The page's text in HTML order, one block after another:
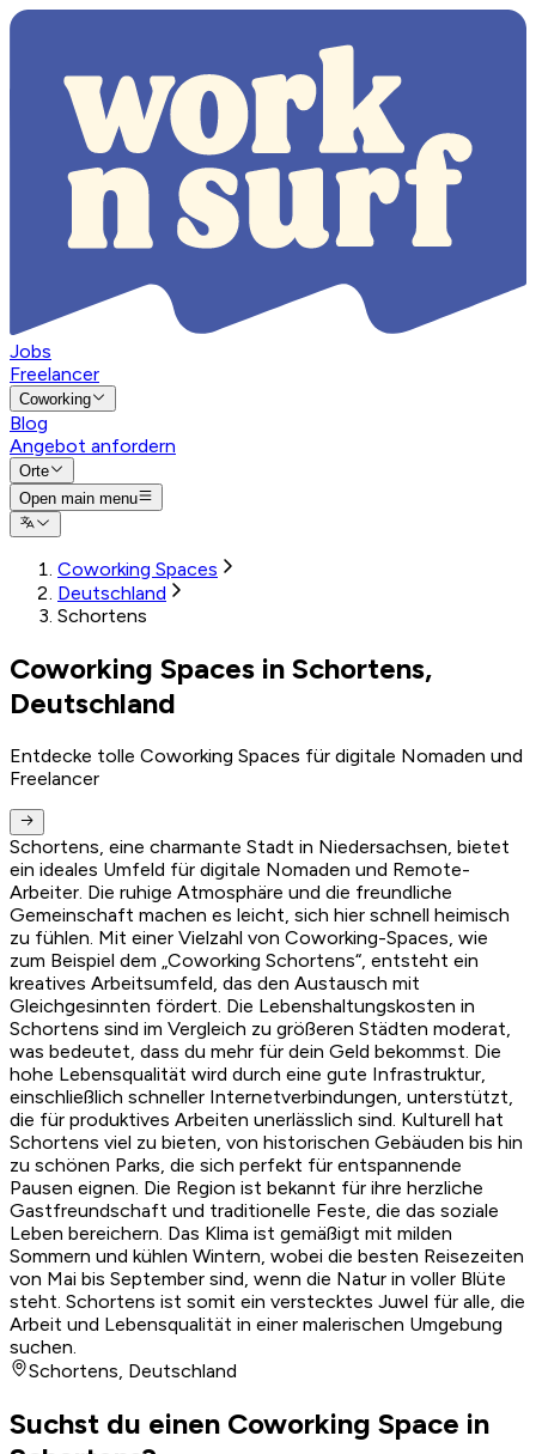
Jobs
Freelancer
Coworking
Blog
Angebot anfordern
Orte
Open main menu
Coworking Spaces
Deutschland
Schortens
Coworking Spaces in Schortens,
Deutschland
Entdecke tolle Coworking Spaces für digitale Nomaden und
Freelancer
Schortens, eine charmante Stadt in Niedersachsen, bietet
ein ideales Umfeld für digitale Nomaden und Remote-
Arbeiter. Die ruhige Atmosphäre und die freundliche
Gemeinschaft machen es leicht, sich hier schnell heimisch
zu fühlen. Mit einer Vielzahl von Coworking-Spaces, wie
zum Beispiel dem „Coworking Schortens“, entsteht ein
kreatives Arbeitsumfeld, das den Austausch mit
Gleichgesinnten fördert. Die Lebenshaltungskosten in
Schortens sind im Vergleich zu größeren Städten moderat,
was bedeutet, dass du mehr für dein Geld bekommst. Die
hohe Lebensqualität wird durch eine gute Infrastruktur,
einschließlich schneller Internetverbindungen, unterstützt,
die für produktives Arbeiten unerlässlich sind. Kulturell hat
Schortens viel zu bieten, von historischen Gebäuden bis hin
zu schönen Parks, die sich perfekt für entspannende
Pausen eignen. Die Region ist bekannt für ihre herzliche
Gastfreundschaft und traditionelle Feste, die das soziale
Leben bereichern. Das Klima ist gemäßigt mit milden
Sommern und kühlen Wintern, wobei die besten Reisezeiten
von Mai bis September sind, wenn die Natur in voller Blüte
steht. Schortens ist somit ein verstecktes Juwel für alle, die
Arbeit und Lebensqualität in einer malerischen Umgebung
suchen.
Schortens, Deutschland
Suchst du einen Coworking Space in